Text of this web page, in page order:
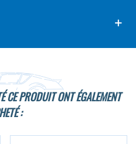
CE PRODUIT ONT ÉGALEMENT
: